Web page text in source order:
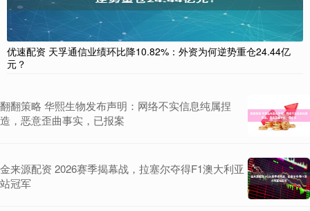
优速配资 天孚通信业绩环比降10.82%：外资为何逆势重仓24.44亿
元？
翻翻策略 华熙生物发布声明：网络不实信息纯属捏
造，恶意歪曲事实，已报案
金来源配资 2026赛季揭幕战，拉塞尔夺得F1澳大利亚
站冠军